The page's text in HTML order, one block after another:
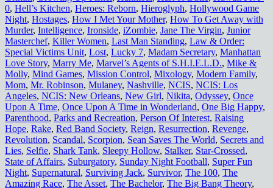
0, Hell’s Kitchen, Heroes: Reborn, Hieroglyph, Hollywood Game
Night, Hostages, How I Met Your Mother, How To Get Away with
Murder, Intelligence, Ironside, iZombie, Jane The Virgin, Junior
Masterchef, Killer Women, Last Man Standing, Law & Order:
Special Victims Unit, Lost, Lucky 7, Madam Secretary, Manhattan
Love Story, Marry Me, Marvel’s Agents of S.H.I.E.L.D., Mike &
Molly, Mind Games, Mission Control, Mixology, Modern Family,
Mom, Mr. Robinson, Mulaney, Nashville, NCIS, NCIS: Los
Angeles, NCIS: New Orleans, New Girl, Nikita, Odyssey, Once
Upon A Time, Once Upon A Time in Wonderland, One Big Happy,
Parenthood, Parks and Recreation, Person Of Interest, Raising
Hope, Rake, Red Band Society, Reign, Resurrection, Revenge,
Revolution, Scandal, Scorpion, Sean Saves The World, Secrets and
Lies, Selfie, Shark Tank, Sleepy Hollow, Stalker, Star-Crossed,
State of Affairs, Suburgatory, Sunday Night Football, Super Fun
Night, Supernatural, Surviving Jack, Survivor, The 100, The
Amazing Race, The Asset, The Bachelor, The Big Bang Theory,